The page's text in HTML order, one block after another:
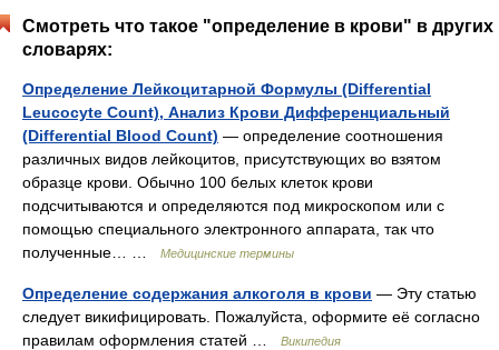
Смотреть что такое "определение в крови" в других
словарях:
Определение Лейкоцитарной Формулы (Differential
Leucocyte Count), Анализ Крови Дифференциальный
(Differential Blood Count) — определение соотношения
различных видов лейкоцитов, присутствующих во взятом
образце крови. Обычно 100 белых клеток крови
подсчитываются и определяются под микроскопом или с
помощью специального электронного аппарата, так что
полученные… …
Медицинские термины
Определение содержания алкоголя в крови — Эту статью
следует викифицировать. Пожалуйста, оформите её согласно
правилам оформления статей …
Википедия